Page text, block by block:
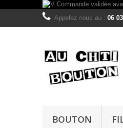
Appelez nous au : 06
BOUTON